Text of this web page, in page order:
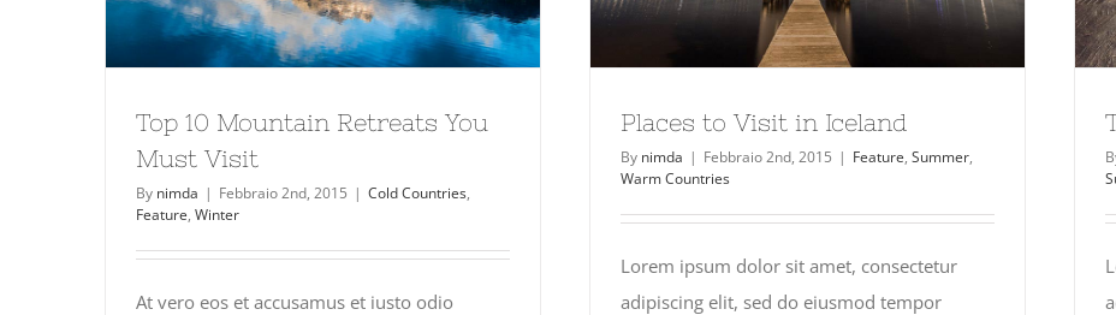
Top 10 Mountain Retreats You
Must Visit
By nimda | Febbraio 2nd, 2015 | Cold Countries,
Feature, Winter
At vero eos et accusamus et iusto odio
Places to Visit in Iceland
By nimda | Febbraio 2nd, 2015 | Feature, Summer,
Warm Countries
Lorem ipsum dolor sit amet, consectetur
adipiscing elit, sed do eiusmod tempor